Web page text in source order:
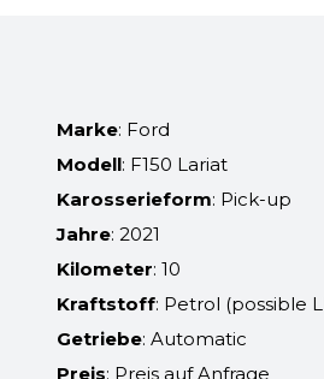
Marke: Ford
Modell: F150 Lariat
Karosserieform: Pick-up
Jahre: 2021
Kilometer: 10
Kraftstoff: Petrol (possible
Getriebe: Automatic
Preis: Preis auf Anfrage